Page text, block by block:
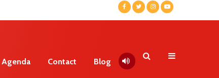
Agenda Contact Blog